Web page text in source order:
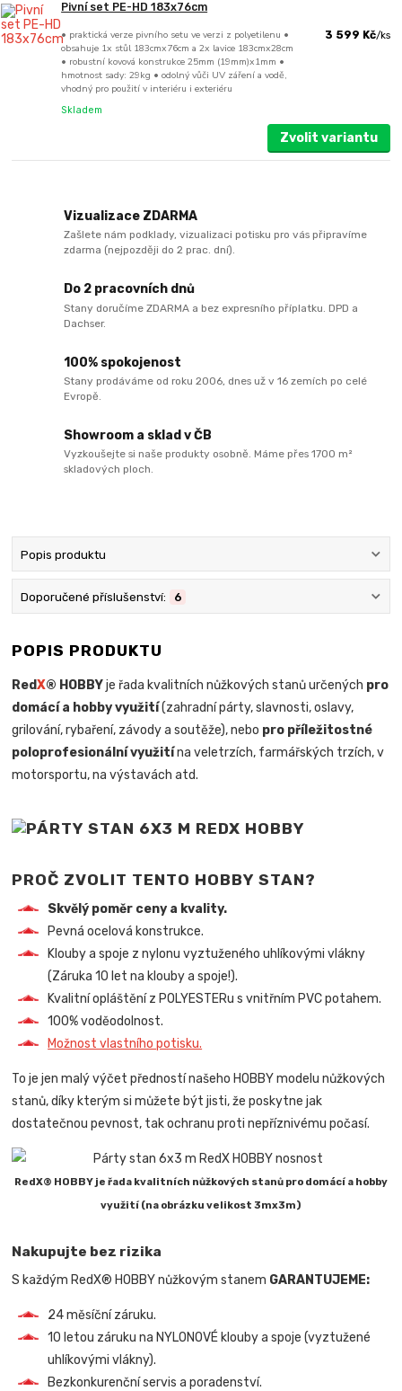
Pivní set PE-HD 183x76cm
• praktická verze pivního setu ve verzi z polyetilenu •
obsahuje 1x stůl 183cmx76cm a 2x lavice 183cmx28cm
• robustní kovová konstrukce 25mm (19mm)x1mm •
hmotnost sady: 29kg • odolný vůči UV záření a vodě,
vhodný pro použití v interiéru i exteriéru
3 599 Kč/ks
Skladem
Zvolit variantu
Vizualizace ZDARMA
Zašlete nám podklady, vizualizaci potisku pro vás připravíme
zdarma (nejpozději do 2 prac. dní).
Do 2 pracovních dnů
Stany doručíme ZDARMA a bez expresního příplatku. DPD a
Dachser.
100% spokojenost
Stany prodáváme od roku 2006, dnes už v 16 zemích po celé
Evropě.
Showroom a sklad v ČB
Vyzkoušejte si naše produkty osobně. Máme přes 1700 m²
skladových ploch.
Popis produktu
Doporučené příslušenství: 6
POPIS PRODUKTU
RedX® HOBBYje řada kvalitních nůžkových stanů určených pro
domácí a hobby využití(zahradní párty, slavnosti, oslavy,
grilování, rybaření, závody a soutěže), nebo pro příležitostné
poloprofesionální využitína veletrzích, farmářských trzích, v
motorsportu, na výstavách atd.
PROČ ZVOLIT TENTO HOBBY STAN?
Skvělý poměr ceny a kvality.
Pevná ocelová konstrukce.
Klouby a spoje z nylonu vyztuženého uhlíkovými vlákny
(Záruka 10 let na klouby a spoje!).
Kvalitní opláštění z POLYESTERu s vnitřním PVC potahem.
100% voděodolnost.
Možnost vlastního potisku.
To je jen malý výčet předností našeho HOBBY modelu nůžkových
stanů, díky kterým si můžete být jisti, že poskytne jak
dostatečnou pevnost, tak ochranu proti nepříznivému počasí.
RedX® HOBBY je řada kvalitních nůžkových stanů pro domácí a hobby
využití (na obrázku velikost 3mx3m)
Nakupujte bez rizika
S každým RedX® HOBBY nůžkovým stanem GARANTUJEME:
24 měsíční záruku.
10 letou záruku na NYLONOVÉ klouby a spoje (vyztužené
uhlíkovými vlákny).
Bezkonkurenční servis a poradenství.